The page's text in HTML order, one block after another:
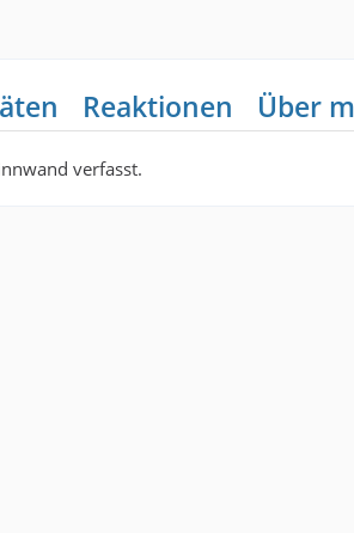
Reaktionen Über
verfasst.